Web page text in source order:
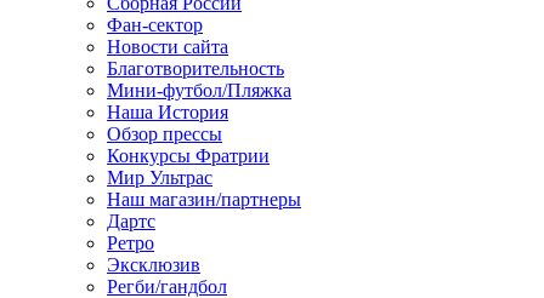
Фан-cектор
Новости сайта
Благотворительность
Мини-футбол/Пляжка
Наша История
Обзор прессы
Конкурсы Фратрии
Мир Ультрас
Наш магазин/партнеры
Дартс
Ретро
Эксклюзив
Регби/гандбол